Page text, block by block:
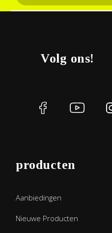
Volg ons!
producten
Aanbiedingen
Nieuwe Producten